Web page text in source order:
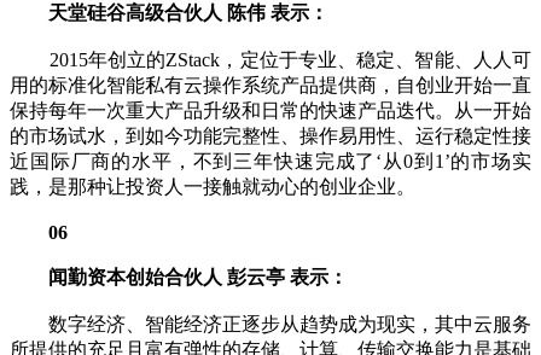
天堂硅谷高级合伙人 陈伟 表示：
2015年创立的ZStack，定位于专业、稳定、智能、人人可
用的标准化智能私有云操作系统产品提供商，自创业开始一直
保持每年一次重大产品升级和日常的快速产品迭代。从一开始
的市场试水，到如今功能完整性、操作易用性、运行稳定性接
近国际厂商的水平，不到三年快速完成了‘从0到1’的市场实
践，是那种让投资人一接触就动心的创业企业。
06
闻勤资本创始合伙人 彭云亭 表示：
数字经济、智能经济正逐步从趋势成为现实，其中云服务
所提供的充足且富有弹性的存储、计算、传输交换能力是基础